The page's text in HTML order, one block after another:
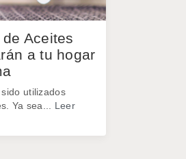
Aceites
a tu hogar
utilizados
Ya sea... Leer